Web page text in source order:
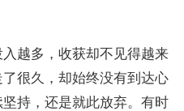
越多，收获却不见得越来
很久，却始终没有到达心
持，还是就此放弃。有时